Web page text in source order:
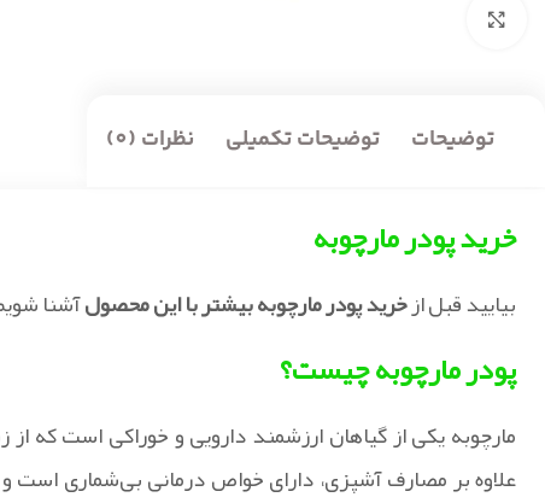
توضیحات توضیحات تکمیلی نظرات (0)
خرید پودر مارچوبه
بیایید قبل ازخرید پودر مارچوبه بیشتر با این محصولآشنا
پودر مارچوبه چیست؟
مارچوبه یکی از گیاهان ارزشمند دارویی و خوراکی است که
علاوه بر مصارف آشپزی، دارای خواص درمانی بی‌شماری است